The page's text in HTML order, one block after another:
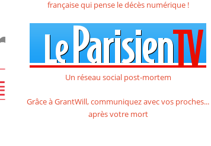
française qui pense le décès numérique !
Un réseau social post-mortem
Grâce à GrantWill, communiquez avec vos proches...
après votre mort